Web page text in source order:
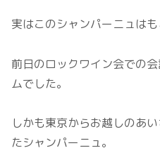
実はこのシャンパーニュは
前日のロックワイン会での
ムでした。
しかも東京からお越しのあ
たシャンパーニュ。